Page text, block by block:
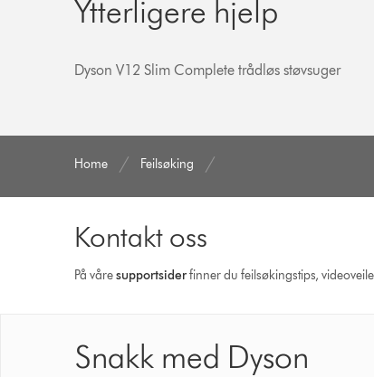
Ytterligere hjelp
Dyson V12 Slim Complete trådløs støvsuger
Home Feilsøking
Kontakt oss
På våresupportsiderfinner du feilsøkingstips,
Snakk med Dyson